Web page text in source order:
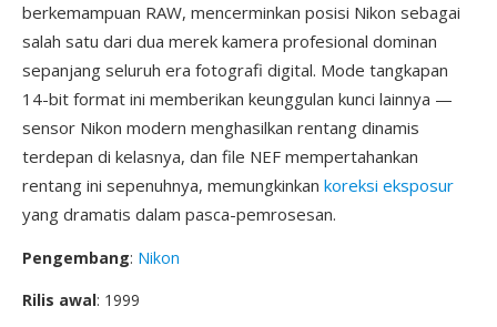
berkemampuan RAW, mencerminkan posisi Nikon sebagai
salah satu dari dua merek kamera profesional dominan
sepanjang seluruh era fotografi digital. Mode tangkapan
14-bit format ini memberikan keunggulan kunci lainnya —
sensor Nikon modern menghasilkan rentang dinamis
terdepan di kelasnya, dan file NEF mempertahankan
rentang ini sepenuhnya, memungkinkan koreksi eksposur
yang dramatis dalam pasca-pemrosesan.
Pengembang: Nikon
Rilis awal: 1999